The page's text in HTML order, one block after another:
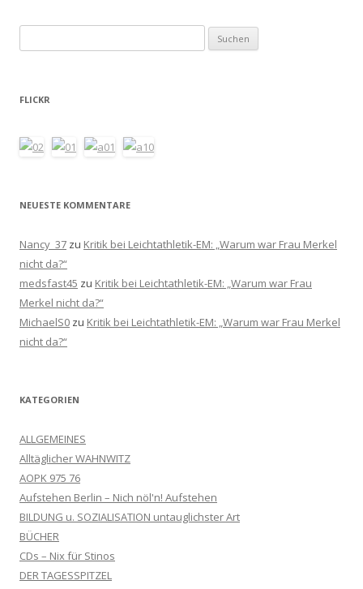
nach:
FLICKR
NEUESTE KOMMENTARE
Nancy_37 zu Kritik bei Leichtathletik-EM: „Warum war Frau Merkel
nicht da?“
medsfast45 zu Kritik bei Leichtathletik-EM: „Warum war Frau
Merkel nicht da?“
MichaelS0 zu Kritik bei Leichtathletik-EM: „Warum war Frau Merkel
nicht da?“
KATEGORIEN
ALLGEMEINES
Alltäglicher WAHNWITZ
AOPK 975 76
Aufstehen Berlin – Nich nöl'n! Aufstehen
BILDUNG u. SOZIALISATION untauglichster Art
BÜCHER
CDs – Nix für Stinos
DER TAGESSPITZEL